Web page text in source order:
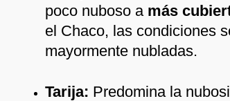
poco nuboso a más
el Chaco, las condiciones
mayormente nubladas.
Tarija: Predomina la